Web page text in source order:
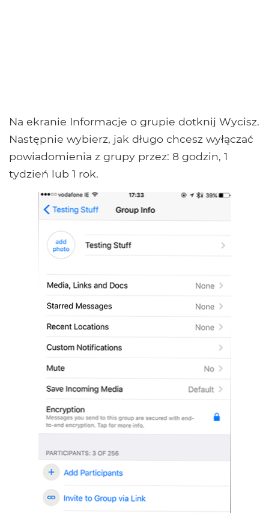
Na ekranie Informacje o grupie dotknij Wycisz.
Następnie wybierz, jak długo chcesz wyłączać
powiadomienia z grupy przez: 8 godzin, 1
tydzień lub 1 rok.